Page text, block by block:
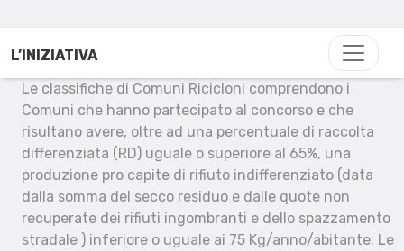
L’INIZIATIVA
Le classifiche di Comuni Ricicloni comprendono i
Comuni che hanno partecipato al concorso e che
risultano avere, oltre ad una percentuale di raccolta
differenziata (RD) uguale o superiore al 65%, una
produzione pro capite di rifiuto indifferenziato (data
dalla somma del secco residuo e dalle quote non
recuperate dei rifiuti ingombranti e dello spazzamento
stradale ) inferiore o uguale ai 75 Kg/anno/abitante. Le